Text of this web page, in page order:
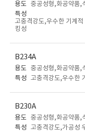
용도 중공성형,화공약품,
특성
고충격강도,우수한 기계
킹성
B234A
용도 중공성형,화공약품,
특성 고충격강도,우수한
B230A
용도 중공성형,화공약품,
특성 고충격강도,가공성